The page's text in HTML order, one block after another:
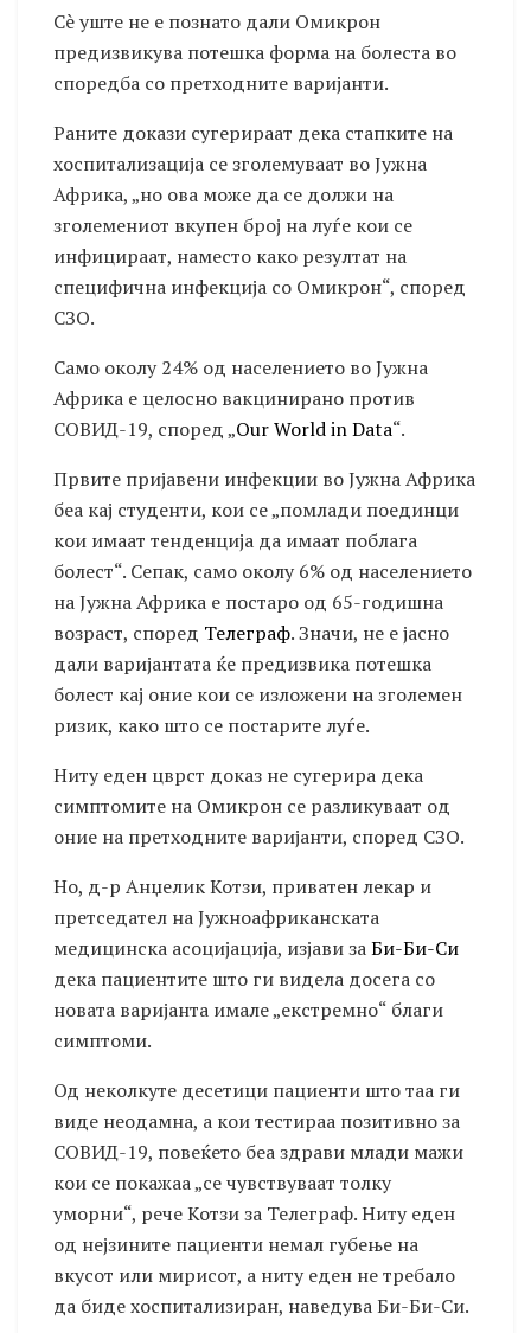
Сè уште не е познато дали Омикрон
предизвикува потешка форма на болеста во
споредба со претходните варијанти.
Раните докази сугерираат дека стапките на
хоспитализација се зголемуваат во Јужна
Африка, „но ова може да се должи на
зголемениот вкупен број на луѓе кои се
инфицираат, наместо како резултат на
специфична инфекција со Омикрон“, според
СЗО.
Само околу 24% од населението во Јужна
Африка е целосно вакцинирано против
СОВИД-19, според „Our World in Data“.
Првите пријавени инфекции во Јужна Африка
беа кај студенти, кои се „помлади поединци
кои имаат тенденција да имаат поблага
болест“. Сепак, само околу 6% од населението
на Јужна Африка е постаро од 65-годишна
возраст, според Телеграф. Значи, не е јасно
дали варијантата ќе предизвика потешка
болест кај оние кои се изложени на зголемен
ризик, како што се постарите луѓе.
Ниту еден цврст доказ не сугерира дека
симптомите на Омикрон се разликуваат од
оние на претходните варијанти, според СЗО.
Но, д-р Анџелик Котзи, приватен лекар и
претседател на Јужноафриканската
медицинска асоцијација, изјави заБи-Би-Си
дека пациентите што ги видела досега со
новата варијанта имале „екстремно“ благи
симптоми.
Од неколкуте десетици пациенти што таа ги
виде неодамна, а кои тестираа позитивно за
СОВИД-19, повеќето беа здрави млади мажи
кои се покажаа „се чувствуваат толку
уморни“, рече Котзи за Телеграф. Ниту еден
од нејзините пациенти немал губење на
вкусот или мирисот, а ниту еден не требало
да биде хоспитализиран, наведува Би-Би-Си.